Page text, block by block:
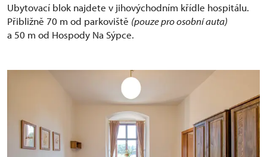
Ubytovací blok najdete v jihovýchodním křídle hospitálu.
Přibližně 70 m od parkoviště (pouze pro osobní auta)
a 50 m od Hospody Na Sýpce.